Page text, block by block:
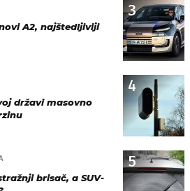
3
A2, najštedljiviji
4
državi masovno
5
brisač, a SUV-